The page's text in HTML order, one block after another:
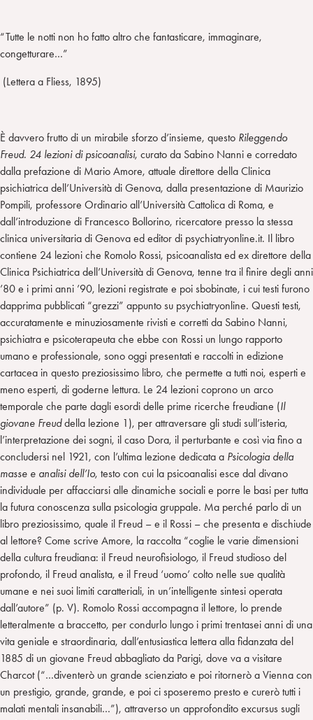
“Tutte le notti non ho fatto altro che fantasticare, immaginare,
congetturare…”
(Lettera a Fliess, 1895)
È davvero frutto di un mirabile sforzo d’insieme, questo Rileggendo
Freud. 24 lezioni di psicoanalisi, curato da Sabino Nanni e corredato
dalla prefazione di Mario Amore, attuale direttore della Clinica
psichiatrica dell’Università di Genova, dalla presentazione di Maurizio
Pompili, professore Ordinario all’Università Cattolica di Roma, e
dall’introduzione di Francesco Bollorino, ricercatore presso la stessa
clinica universitaria di Genova ed editor di psychiatryonline.it. Il libro
contiene 24 lezioni che Romolo Rossi, psicoanalista ed ex direttore della
Clinica Psichiatrica dell’Università di Genova, tenne tra il finire degli anni
’80 e i primi anni ’90, lezioni registrate e poi sbobinate, i cui testi furono
dapprima pubblicati “grezzi” appunto su psychiatryonline. Questi testi,
accuratamente e minuziosamente rivisti e corretti da Sabino Nanni,
psichiatra e psicoterapeuta che ebbe con Rossi un lungo rapporto
umano e professionale, sono oggi presentati e raccolti in edizione
cartacea in questo preziosissimo libro, che permette a tutti noi, esperti e
meno esperti, di goderne lettura. Le 24 lezioni coprono un arco
temporale che parte dagli esordi delle prime ricerche freudiane (Il
giovane Freuddella lezione 1), per attraversare gli studi sull’isteria,
l’interpretazione dei sogni, il caso Dora, il perturbante e così via fino a
concludersi nel 1921, con l’ultima lezione dedicata a Psicologia della
masse e analisi dell’Io, testo con cui la psicoanalisi esce dal divano
individuale per affacciarsi alle dinamiche sociali e porre le basi per tutta
la futura conoscenza sulla psicologia gruppale. Ma perché parlo di un
libro preziosissimo, quale il Freud – e il Rossi – che presenta e dischiude
al lettore? Come scrive Amore, la raccolta “coglie le varie dimensioni
della cultura freudiana: il Freud neurofisiologo, il Freud studioso del
profondo, il Freud analista, e il Freud ‘uomo’ colto nelle sue qualità
umane e nei suoi limiti caratteriali, in un’intelligente sintesi operata
dall’autore” (p. V). Romolo Rossi accompagna il lettore, lo prende
letteralmente a braccetto, per condurlo lungo i primi trentasei anni di una
vita geniale e straordinaria, dall’entusiastica lettera alla fidanzata del
1885 di un giovane Freud abbagliato da Parigi, dove va a visitare
Charcot (“…diventerò un grande scienziato e poi ritornerò a Vienna con
un prestigio, grande, grande, e poi ci sposeremo presto e curerò tutti i
malati mentali insanabili…”), attraverso un approfondito excursus sugli